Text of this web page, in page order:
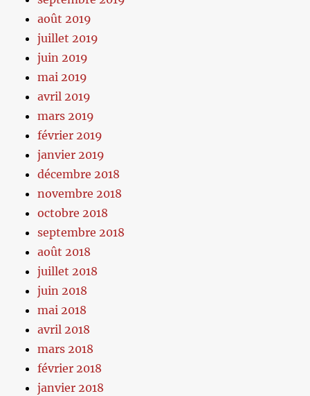
août 2019
juillet 2019
juin 2019
mai 2019
avril 2019
mars 2019
février 2019
janvier 2019
décembre 2018
novembre 2018
octobre 2018
septembre 2018
août 2018
juillet 2018
juin 2018
mai 2018
avril 2018
mars 2018
février 2018
janvier 2018